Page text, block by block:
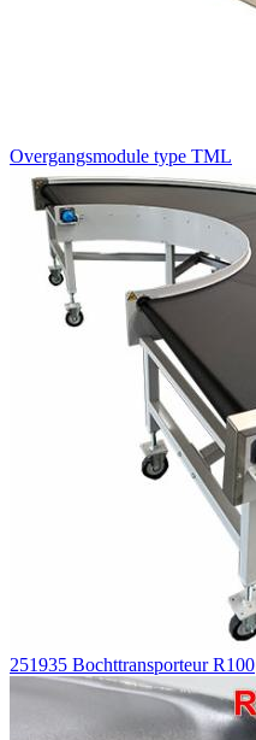
Overgangsmodule type TML
251935 Bochttransporteur R100